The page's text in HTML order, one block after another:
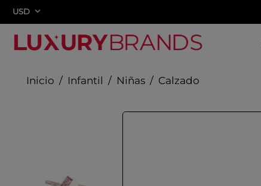
USD
Infantil Niñas Calzado